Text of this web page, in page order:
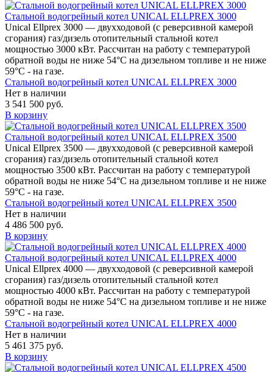
Стальной водогрейный котел UNICAL ELLPREX 3000
Unical Ellprex 3000 — двухходовой (c реверсивной камерой
сгорания) газ/дизель отопительный стальной котел
мощностью 3000 кВт. Рассчитан на работу с температурой
обратной воды не ниже 54°С на дизельном топливе и не ниже
59°С - на газе.
Стальной водогрейный котел UNICAL ELLPREX 3000
Нет в наличии
3 541 500 руб.
В корзину
Стальной водогрейный котел UNICAL ELLPREX 3500
Unical Ellprex 3500 — двухходовой (c реверсивной камерой
сгорания) газ/дизель отопительный стальной котел
мощностью 3500 кВт. Рассчитан на работу с температурой
обратной воды не ниже 54°С на дизельном топливе и не ниже
59°С - на газе.
Стальной водогрейный котел UNICAL ELLPREX 3500
Нет в наличии
4 486 500 руб.
В корзину
Стальной водогрейный котел UNICAL ELLPREX 4000
Unical Ellprex 4000 — двухходовой (c реверсивной камерой
сгорания) газ/дизель отопительный стальной котел
мощностью 4000 кВт. Рассчитан на работу с температурой
обратной воды не ниже 54°С на дизельном топливе и не ниже
59°С - на газе.
Стальной водогрейный котел UNICAL ELLPREX 4000
Нет в наличии
5 461 375 руб.
В корзину